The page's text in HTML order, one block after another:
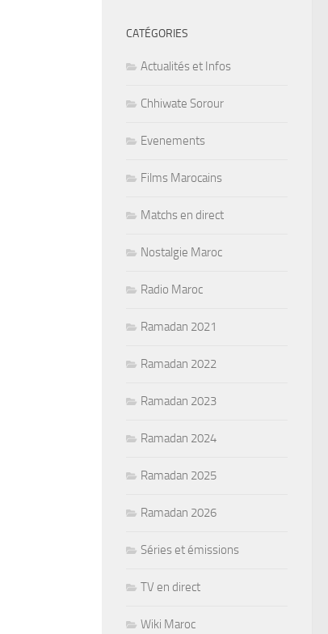
CATÉGORIES
Actualités et Infos
Chhiwate Sorour
Evenements
Films Marocains
Matchs en direct
Nostalgie Maroc
Radio Maroc
Ramadan 2021
Ramadan 2022
Ramadan 2023
Ramadan 2024
Ramadan 2025
Ramadan 2026
Séries et émissions
TV en direct
Wiki Maroc